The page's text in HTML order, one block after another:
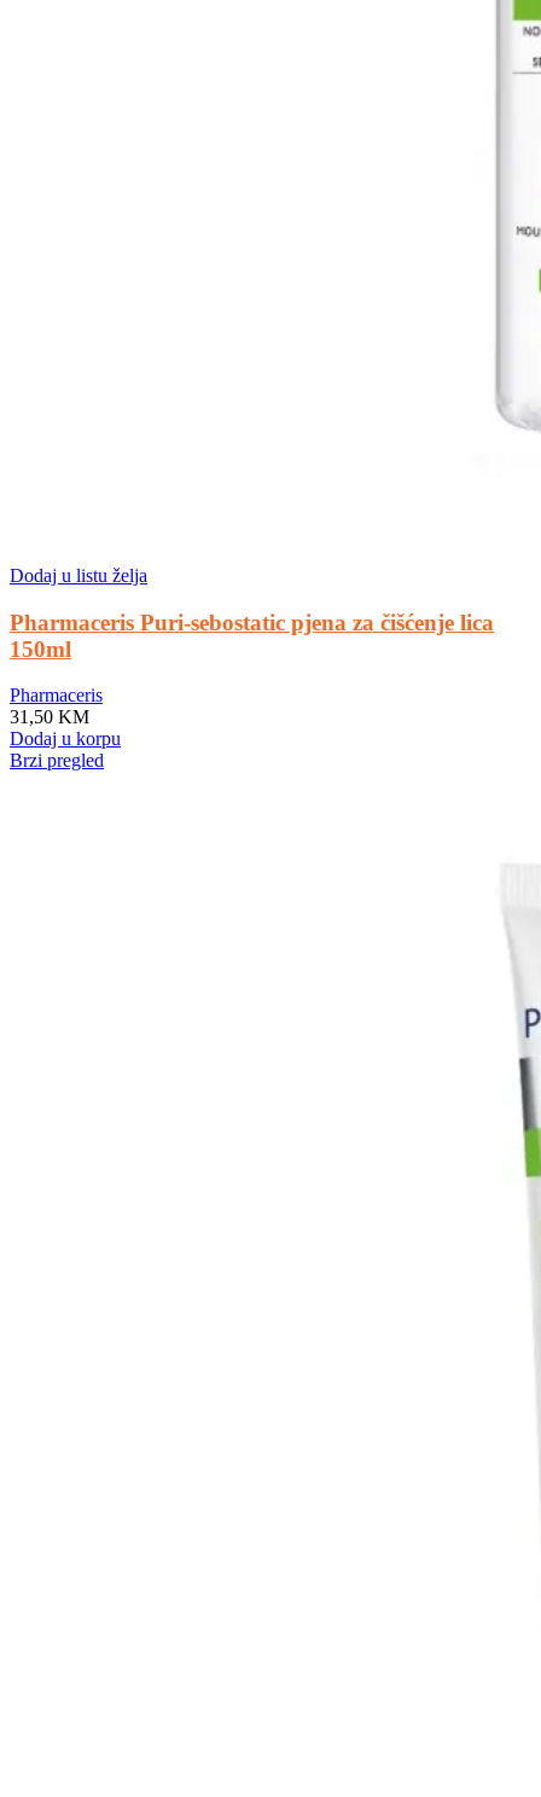
Dodaj u listu želja
Pharmaceris Puri-sebostatic pjena za čišćenje lica
150ml
Pharmaceris
31,50 KM
Dodaj u korpu
Brzi pregled